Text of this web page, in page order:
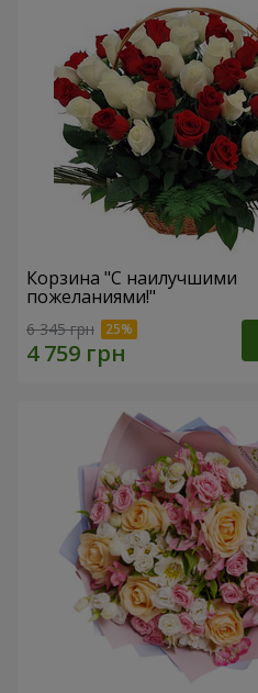
Корзина "С наилучшими
пожеланиями!"
6 345 грн